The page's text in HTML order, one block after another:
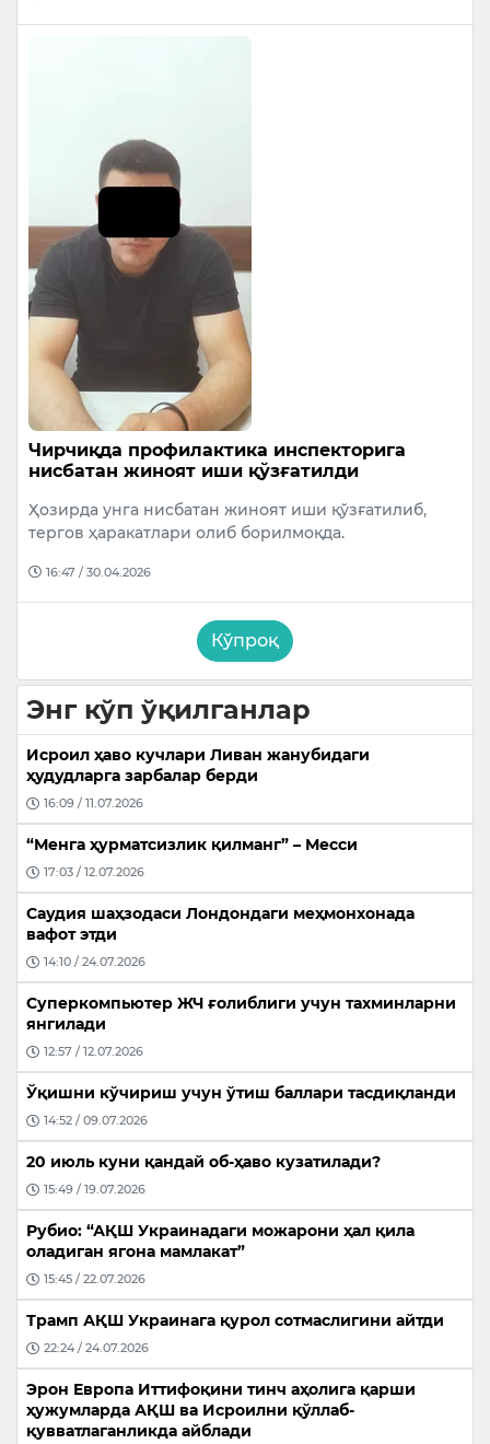
Чирчиқда профилактика инспекторига
нисбатан жиноят иши қўзғатилди
Ҳозирда унга нисбатан жиноят иши қўзғатилиб,
тергов ҳаракатлари олиб борилмоқда.
16:47 / 30.04.2026
Кўпроқ
Энг кўп ўқилганлар
Исроил ҳаво кучлари Ливан жанубидаги
ҳудудларга зарбалар берди
16:09 / 11.07.2026
“Менга ҳурматсизлик қилманг” – Месси
17:03 / 12.07.2026
Саудия шаҳзодаси Лондондаги меҳмонхонада
вафот этди
14:10 / 24.07.2026
Суперкомпьютер ЖЧ ғолиблиги учун тахминларни
янгилади
12:57 / 12.07.2026
Ўқишни кўчириш учун ўтиш баллари тасдиқланди
14:52 / 09.07.2026
20 июль куни қандай об-ҳаво кузатилади?
15:49 / 19.07.2026
Рубио: “АҚШ Украинадаги можарони ҳал қила
оладиган ягона мамлакат”
15:45 / 22.07.2026
Трамп АҚШ Украинага қурол сотмаслигини айтди
22:24 / 24.07.2026
Эрон Европа Иттифоқини тинч аҳолига қарши
ҳужумларда АҚШ ва Исроилни қўллаб-
қувватлаганликда айблади